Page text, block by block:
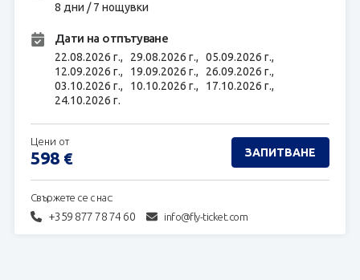
8 дни / 7 нощувки
Дати на отпътуване
22.08.2026 г., 29.08.2026 г., 05.09.2026 г.,
12.09.2026 г., 19.09.2026 г., 26.09.2026 г.,
03.10.2026 г., 10.10.2026 г., 17.10.2026 г.,
24.10.2026 г.
Свържете се с нас:
+359 877 78 74 60 info@fly-ticket.com
Цени от
598 € ЗАПИТВАНЕ